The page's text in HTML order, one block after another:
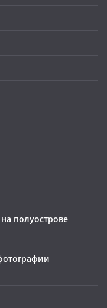
полуострове